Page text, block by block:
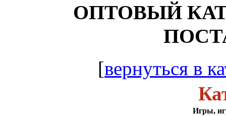
ОПТОВЫЙ
[вернуться в
Игры,